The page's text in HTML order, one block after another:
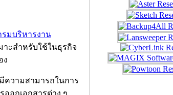
รมบริหารงาน
าะสำหรับใช้ในธุรกิจ
ง
มีความสามารถในการ